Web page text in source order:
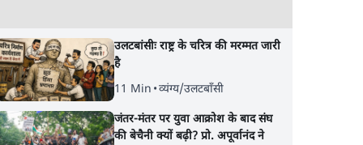
पेश
ने
Modi Govt Reaching
Out to Rahul Gandhi?
भारतीय राजनीति में आ रहा
बड़ा बदलाव? | Ashutosh
Ki Baat
'E20- दाल में काला
पूरी दाल ही काली;
उलटबांसीः राष्ट्र के चरित्र की मरम्मत जारी
है
11 Min •व्यंग्य/उलटबाँसी
जंतर-मंतर पर युवा आक्रोश के बाद संघ
की बेचैनी क्यों बढ़ी? प्रो. अपूर्वानंद ने